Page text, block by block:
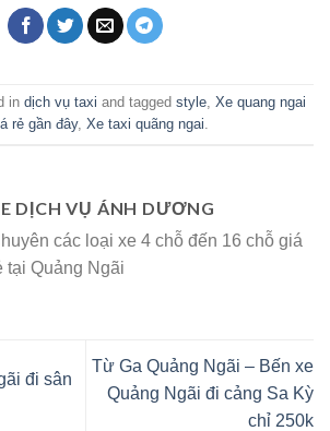
in dịch vụ taxi and tagged style, Xe quang ngai
rẻ gần đây, Xe taxi quãng ngai.
DỊCH VỤ ÁNH DƯƠNG
các loại xe 4 chỗ đến 16 chỗ giá
tại Quảng Ngãi
đi sân
Từ Ga Quảng Ngãi – Bến xe
Quảng Ngãi đi cảng Sa Kỳ
chỉ 250k